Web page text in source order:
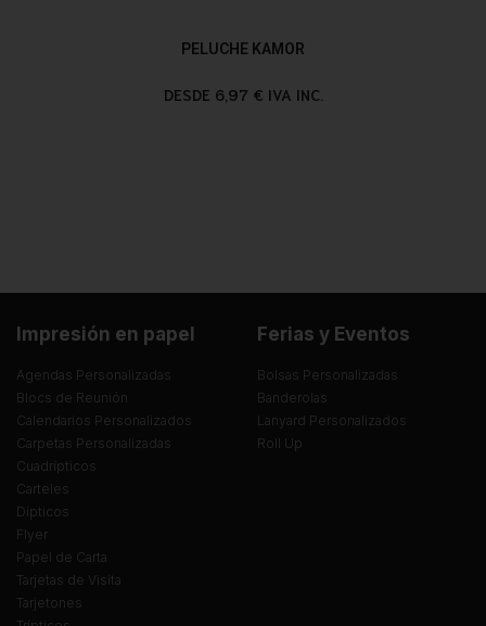
PELUCHE KAMOR
DESDE 6,97 € IVA INC.
Impresión en papel
Agendas Personalizadas
Blocs de Reunión
Calendarios Personalizados
Carpetas Personalizadas
Cuadrípticos
Carteles
Dípticos
Flyer
Papel de Carta
Tarjetas de Visita
Tarjetones
Ferias y Eventos
Bolsas Personalizadas
Banderolas
Lanyard Personalizados
Roll Up